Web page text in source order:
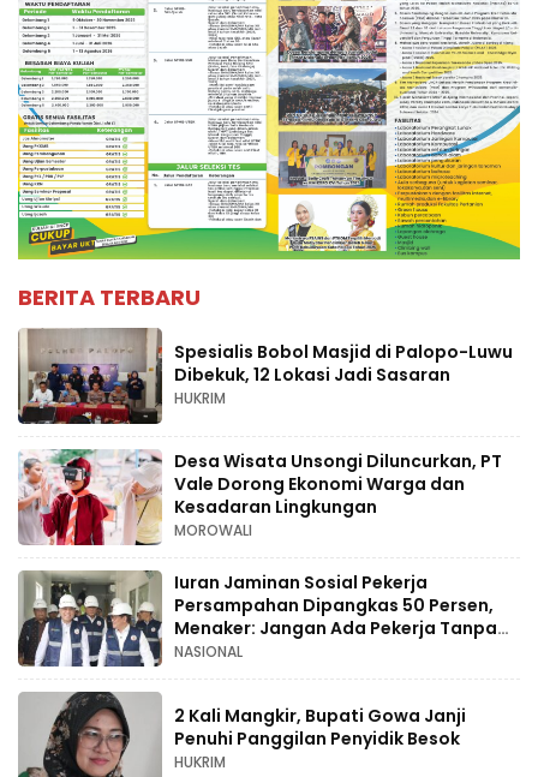
BERITA TERBARU
Spesialis Bobol Masjid di Palopo-Luwu
Dibekuk, 12 Lokasi Jadi Sasaran
HUKRIM
Desa Wisata Unsongi Diluncurkan, PT
Vale Dorong Ekonomi Warga dan
Kesadaran Lingkungan
MOROWALI
Iuran Jaminan Sosial Pekerja
Persampahan Dipangkas 50 Persen,
Menaker: Jangan Ada Pekerja Tanpa
Perlindungan
NASIONAL
2 Kali Mangkir, Bupati Gowa Janji
Penuhi Panggilan Penyidik Besok
HUKRIM